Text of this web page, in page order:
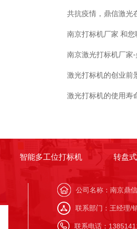
共抗疫情，鼎信激光
南京打标机厂家 和
南京激光打标机厂家
激光打标机的创业前
激光打标机的使用寿
智能多工位打标机 转盘
公司名称：南京鼎
联系部门：王经理/
联系电话：